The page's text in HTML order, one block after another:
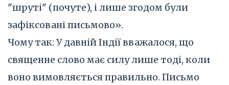
"шруті" (почуте), і лише згодом були
зафіксовані письмово».
Чому так: У давній Індії вважалося, що
священне слово має силу лише тоді, коли
воно вимовляється правильно. Письмо